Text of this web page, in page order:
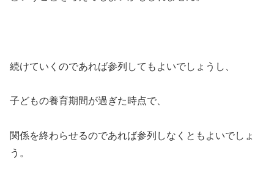
続けていくのであれば参列してもよいでしょうし、
子どもの養育期間が過ぎた時点で、
関係を終わらせるのであれば参列しなくともよいでしょ
う。